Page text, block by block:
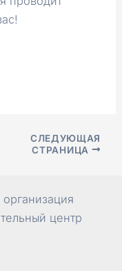
СЛЕДУЮЩАЯ
СТРАНИЦА
центр